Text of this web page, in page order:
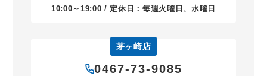
10:00～19:00 / 定休日：毎週火曜日、水曜日
茅ヶ崎店
0467-73-9085